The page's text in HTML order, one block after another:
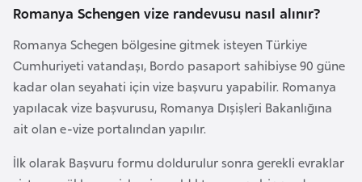
Romanya Schengen vize randevusu nasıl alınır?
Romanya Schegen bölgesine gitmek isteyen Türkiye
Cumhuriyeti vatandaşı, Bordo pasaport sahibiyse 90 güne
kadar olan seyahati için vize başvuru yapabilir. Romanya
yapılacak vize başvurusu, Romanya Dışişleri Bakanlığına
ait olan e-vize portalından yapılır.
İlk olarak Başvuru formu doldurulur sonra gerekli evraklar
k
u
g
r